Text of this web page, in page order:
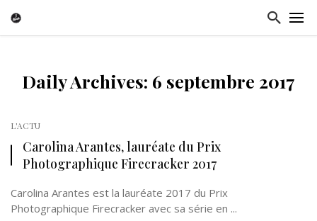
Daily Archives: 6 septembre 2017
L'ACTU
Carolina Arantes, lauréate du Prix
Photographique Firecracker 2017
Carolina Arantes est la lauréate 2017 du Prix
Photographique Firecracker avec sa série en ...